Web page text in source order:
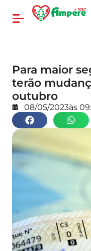
Para maior
terão
outubro
08/05/2023às